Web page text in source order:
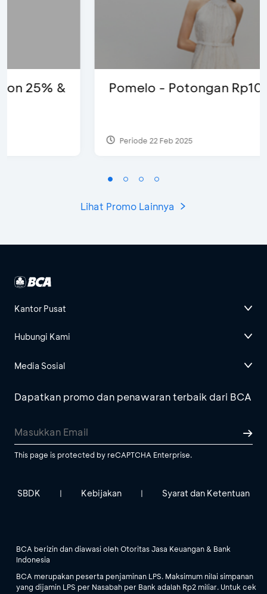
Pomelo - Potongan Rp100 Ribu
Periode 22 Feb 2025
Lihat Promo Lainnya
Kantor Pusat
Hubungi Kami
Media Sosial
Dapatkan promo dan penawaran terbaik dari BCA
This page is protected by reCAPTCHA Enterprise.
SBDK | Kebijakan | Syarat dan Ketentuan
BCA berizin dan diawasi oleh Otoritas Jasa Keuangan & Bank
Indonesia
BCA merupakan peserta penjaminan LPS. Maksimum nilai simpanan
yang dijamin LPS per Nasabah per Bank adalah Rp2 miliar. Untuk cek